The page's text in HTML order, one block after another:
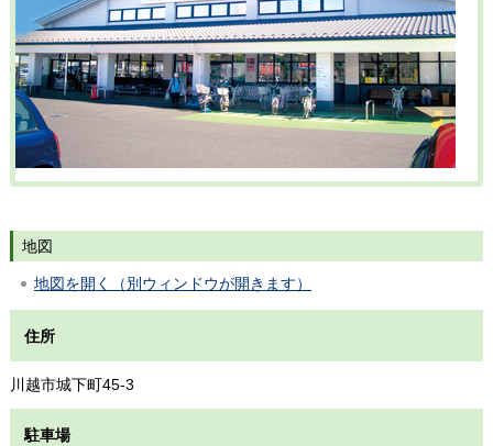
地図
地図を開く（別ウィンドウが開きます）
住所
川越市城下町45-3
駐車場